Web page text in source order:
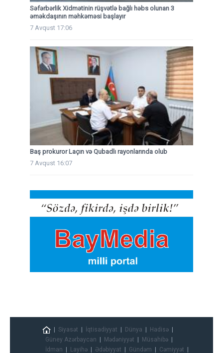
Səfərbərlik Xidmətinin rüşvətlə bağlı həbs olunan 3
əməkdaşının məhkəməsi başlayır
7 Avqust 17:06
Baş prokuror Laçın və Qubadlı rayonlarında olub
7 Avqust 16:07
Siyasət İqtisadiyyat Dünya
Hadisə
Güney Azərbaycan
Mədəniyyət
Müsahibə
İdman
Layihə Ədəbiyyat Gündəm Cəmiyyət